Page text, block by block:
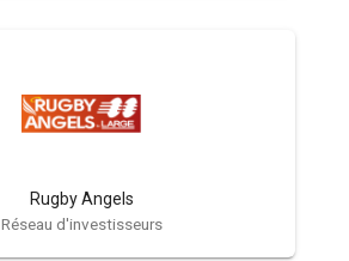
Rugby Angels
Réseau d'investisseurs